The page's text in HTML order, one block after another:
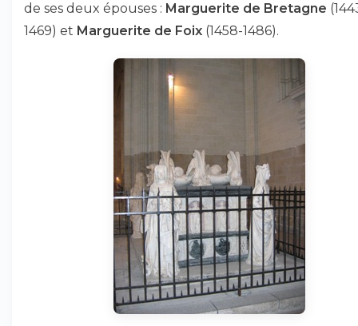
de ses deux épouses : Marguerite de Bretagne
1469) et Marguerite de Foix (1458-1486).